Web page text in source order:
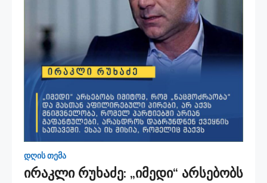
დღის თემა
ირაკლი რუხაძე: „იმედი“ არსებობს